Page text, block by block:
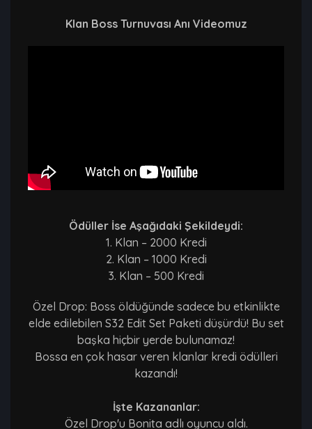
Klan Boss Turnuvası Anı Videomuz
Ödüller İse Aşağıdaki Şekildeydi:
1. Klan – 2000 Kredi
2. Klan – 1000 Kredi
3. Klan – 500 Kredi
Özel Drop: Boss öldüğünde sadece bu etkinlikte
elde edilebilen S32 Edit Set Paketi düşürdü! Bu set
başka hiçbir yerde bulunamaz!
Bossa en çok hasar veren klanlar kredi ödülleri
kazandı!
İşte Kazananlar:
Özel Drop'u Bonita adlı oyuncu aldı.